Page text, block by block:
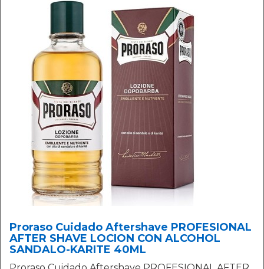
Proraso Cuidado Aftershave PROFESIONAL
AFTER SHAVE LOCION CON ALCOHOL
SANDALO-KARITE 40ML